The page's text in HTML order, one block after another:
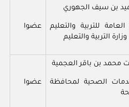
بن سيف الجهوري
للتربية والتعليم
التربية والتعليم
عضوا
محمد بن باقر العجمية
الصحية لمحافظة
عضوا